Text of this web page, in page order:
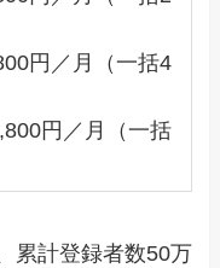
円／月（一括4
円／月（一括
累計登録者数50万